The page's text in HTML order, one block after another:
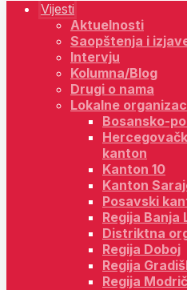
Vijesti
Aktuelnosti
Saopštenja i
Intervju
Kolumna/Blog
Drugi o nama
Lokalne
Bosansko-
kanton
Kanton 10
Kanton
Posavski
Regija Banja
Distriktna
Regija Doboj
Regija
Regija